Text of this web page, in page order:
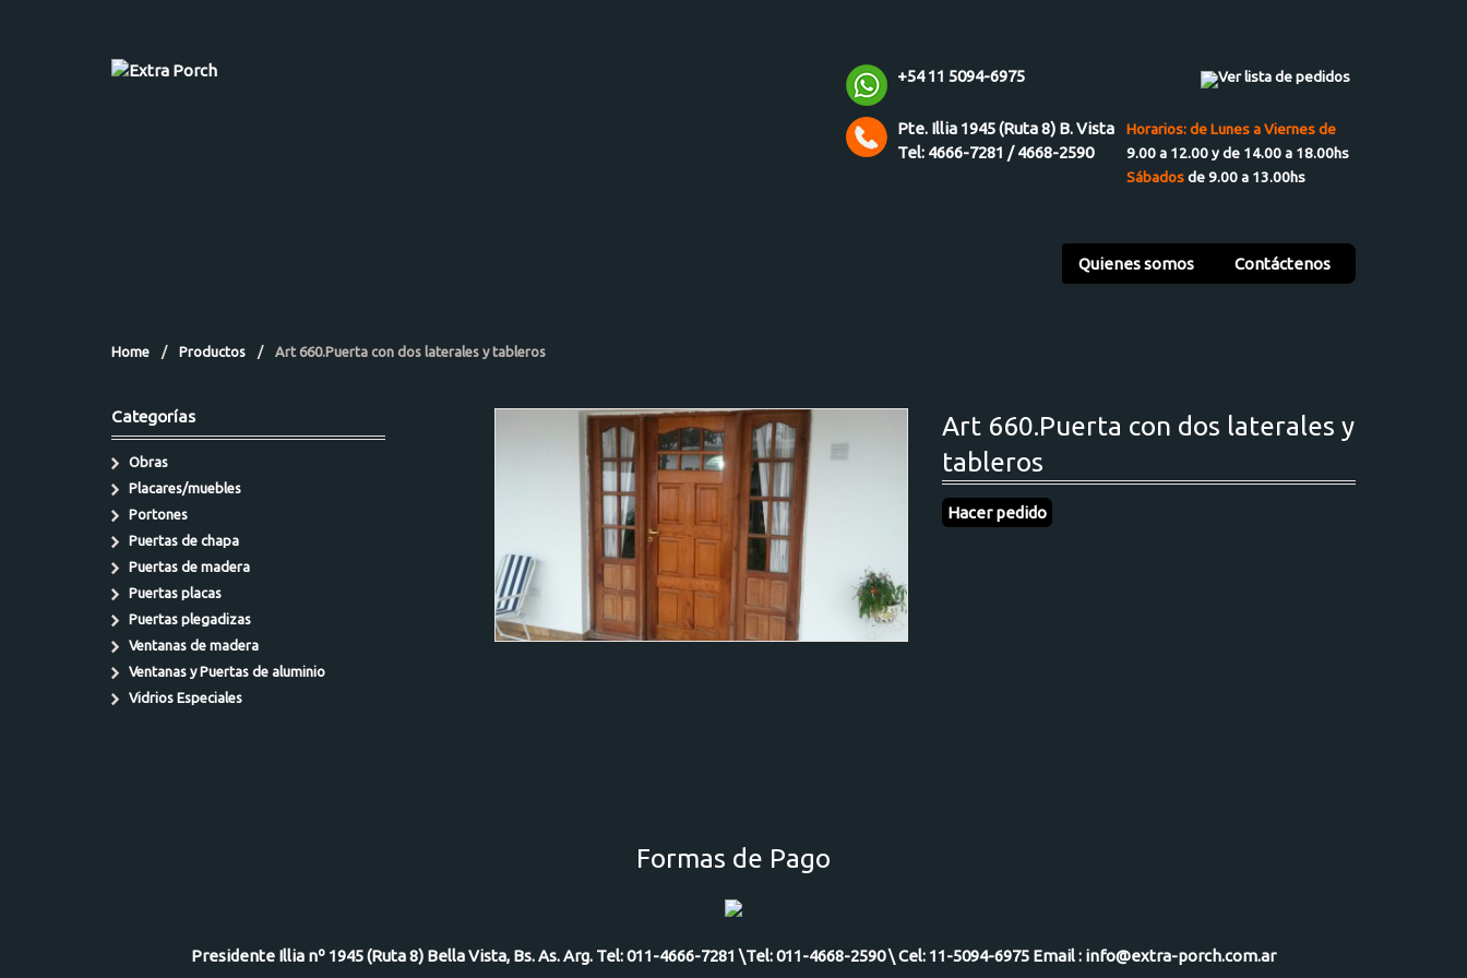
+54 11 5094-6975 Ver lista de pedidos
Pte. Illia 1945 (Ruta 8) B. Vista
Tel: 4666-7281 / 4668-2590
Horarios: de Lunes a Viernes de
9.00 a 12.00 y de 14.00 a 18.00hs
Sábadosde 9.00 a 13.00hs
Quienes somos Contáctenos
Home / Productos / Art 660.Puerta con dos laterales y tableros
Art 660.Puerta con dos laterales y
tableros
Hacer pedido
Categorías
Obras
Placares/muebles
Portones
Puertas de chapa
Puertas de madera
Puertas placas
Puertas plegadizas
Ventanas de madera
Ventanas y Puertas de aluminio
Vidrios Especiales
Formas de Pago
Presidente Illia nº 1945 (Ruta 8) Bella Vista, Bs. As. Arg. Tel: 011-4666-7281 \Tel: 011-4668-2590 \ Cel: 11-5094-6975 Email : info@extra-porch.com.ar